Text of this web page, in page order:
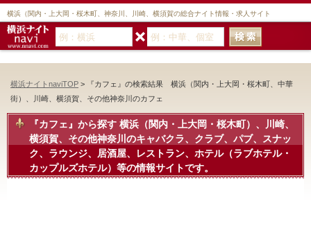
横浜（関内・上大岡・桜木町、神奈川、川崎、横須賀の総合ナイト情報・求人サイト
横浜ナイトnaviTOP > 『カフェ』の検索結果 横浜（関内・上大岡・桜木町、中華
街）、川崎、横須賀、その他神奈川のカフェ
『カフェ』から探す 横浜（関内・上大岡・桜木町）、川崎、
横須賀、その他神奈川のキャバクラ、クラブ、パブ、スナッ
ク、ラウンジ、居酒屋、レストラン、ホテル（ラブホテル・
カップルズホテル）等の情報サイトです。